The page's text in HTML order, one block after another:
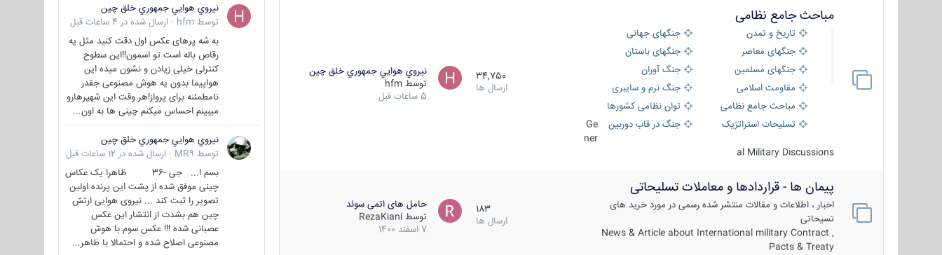
مباحث جامع نظامی
تاریخ و تمدن
جنگهای جهانی
جنگهای معاصر
جنگهای باستان
جنگهای مسلمین
جنگ آوران
مقاومت اسلامی
جنگ نرم و سایبری
مباحث جامع نظامی
توان نظامی کشورها
تسلیحات استراتژیک
جنگ در قاب دوربین
Ge
ner
al Military Discussions
34,750
ارسال ها
نيروي هوايي جمهوري خلق چين
توسط hfm
5 ساعات قبل
پیمان ها - قراردادها و معاملات تسلیحاتی
اخبار ، اطلاعات و مقالات منتشر شده رسمی در مورد خرید های
تسیحاتی
News & Article about International military Contract ,
Pacts & Treaty
183
ارسال ها
حامل های اتمی سوئد
توسط RezaKiani
7 اسفند 1400
نيروي هوايي جمهوري خلق چين
توسط hfm
· ارسال شده در 4 ساعات قبل
به شه پرهای عکس اول دقت کنید مثل یه
رقاص باله است تو اسمون!!این سطوح
کنترلی خیلی زیادن و نشون میده این
هواپیما بدون یه هوش مصنوعی جقدر
نامطمئنه برای پرواز!هر وقت این شهپرهارو
میبینم احساس میکنم چینی ها به اون...
نيروي هوايي جمهوري خلق چين
توسط MR9
· ارسال شده در 12 ساعات قبل
بسم ا... جی -36 ظاهرا یک عکاس
چینی موفق شده از پشت این پرنده اولین
تصویر را ثبت کند ... نیروی هوایی ارتش
چین هم بشدت از انتشار این عکس
عصبانی شده !!! عکس سوم با هوش
مصنوعی اصلاح شده و احتمالا با ظاهر...